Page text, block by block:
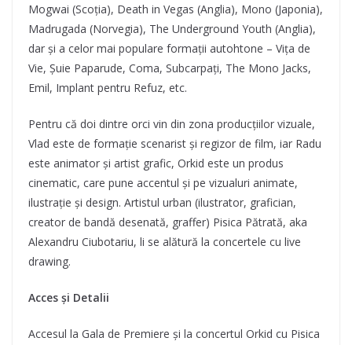
Mogwai (Scoția), Death in Vegas (Anglia), Mono (Japonia),
Madrugada (Norvegia), The Underground Youth (Anglia),
dar și a celor mai populare formații autohtone – Vița de
Vie, Șuie Paparude, Coma, Subcarpați, The Mono Jacks,
Emil, Implant pentru Refuz, etc.
Pentru că doi dintre orci vin din zona producțiilor vizuale,
Vlad este de formație scenarist și regizor de film, iar Radu
este animator și artist grafic, Orkid este un produs
cinematic, care pune accentul și pe vizualuri animate,
ilustrație și design. Artistul urban (ilustrator, grafician,
creator de bandă desenată, graffer) Pisica Pătrată, aka
Alexandru Ciubotariu, li se alătură la concertele cu live
drawing.
Acces și Detalii
Accesul la Gala de Premiere și la concertul Orkid cu Pisica